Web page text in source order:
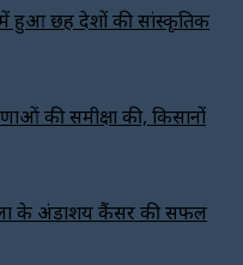
में हुआ छह देशों की सांस्कृतिक
की समीक्षा की, किसानों
के अंडाशय कैंसर की सफल